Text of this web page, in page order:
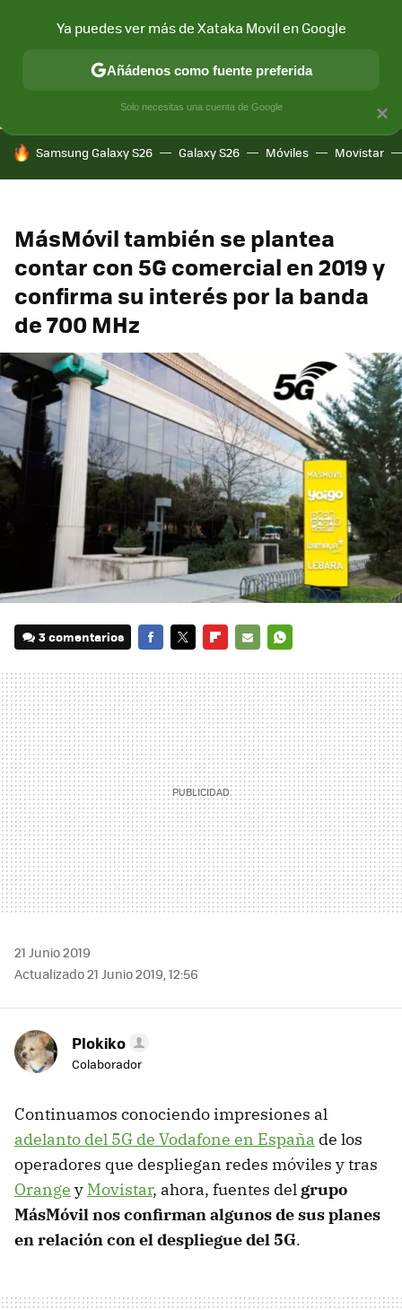
CONECTIVIDAD MÓVIL Y SOCIEDAD APLICACIONES
HOY SE HABLA DE
Samsung Galaxy S26 Galaxy S26 Móviles Movistar
MásMóvil también se plantea
contar con 5G comercial en 2019 y
confirma su interés por la banda
de 700 MHz
3 comentarios
MAIL
21 Junio 2019
Actualizado 21 Junio 2019, 12:56
Plokiko
Colaborador
Continuamos conociendo impresiones al
adelanto del 5G de Vodafone en España de los
operadores que despliegan redes móviles y tras
Orange y Movistar, ahora, fuentes del grupo
MásMóvil nos confirman algunos de sus planes
en relación con el despliegue del 5G.
×
Ya puedes ver más de Xataka Movil en Google
Añádenos como fuente preferida
Solo necesitas una cuenta de Google